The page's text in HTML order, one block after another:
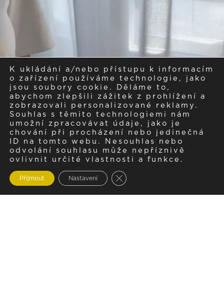
K ukládání a/nebo přístupu k informacím
o zařízení používáme technologie, jako
jsou soubory cookie. Děláme to,
abychom zlepšili zážitek z prohlížení a
zobrazovali personalizované reklamy.
Souhlas s těmito technologiemi nám
umožní zpracovávat údaje, jako je
chování při procházení nebo jedinečná
ID na tomto webu. Nesouhlas nebo
odvolání souhlasu může nepříznivě
ovlivnit určité vlastnosti a funkce.
Přijmout Nastavení Zavřít cookie lištu GDPR